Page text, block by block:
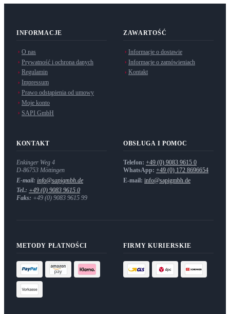
INFORMACJE
O nas
Prywatność i ochrona danych
Regulamin
Impressum
Prawo odstąpienia od umowy
Moje konto
SAPI GmbH
ZAWARTOŚĆ
Informacje o dostawie
Informacje o zamówieniach
Kontakt
KONTAKT
Enkinger Weg 4
D-86753 Möttingen
E-mail: info@sapigmbh.de
Tel.: +49 (0) 9083 9615 0
Faks: +49 (0) 9083 9615 99
OBSŁUGA I POMOC
Telefon: +49 (0) 9083 9615 0
WhatsApp: +49 (0) 172 8696654
E-mail: info@sapigmbh.de
METODY PŁATNOŚCI FIRMY KURIERSKIE